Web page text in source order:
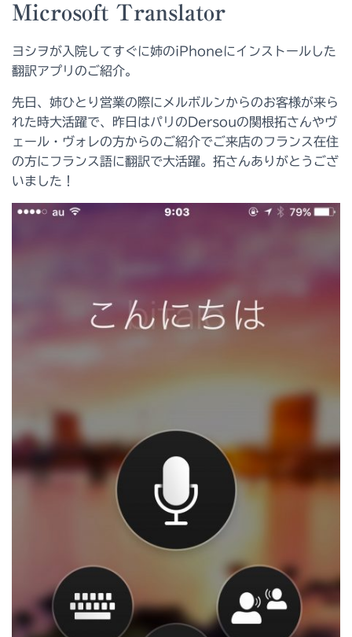
Microsoft Translator
ヨシヲが入院してすぐに姉のiPhoneにインストールした
翻訳アプリのご紹介。
先日、姉ひとり営業の際にメルボルンからのお客様が来ら
れた時大活躍で、昨日はパリのDersouの関根拓さんやヴ
ェール・ヴォレの方からのご紹介でご来店のフランス在住
の方にフランス語に翻訳で大活躍。拓さんありがとうござ
いました！